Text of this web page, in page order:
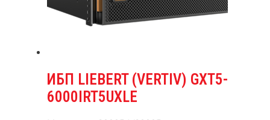
ИБП LIEBERT (VERTIV) GXT5-
6000IRT5UXLE